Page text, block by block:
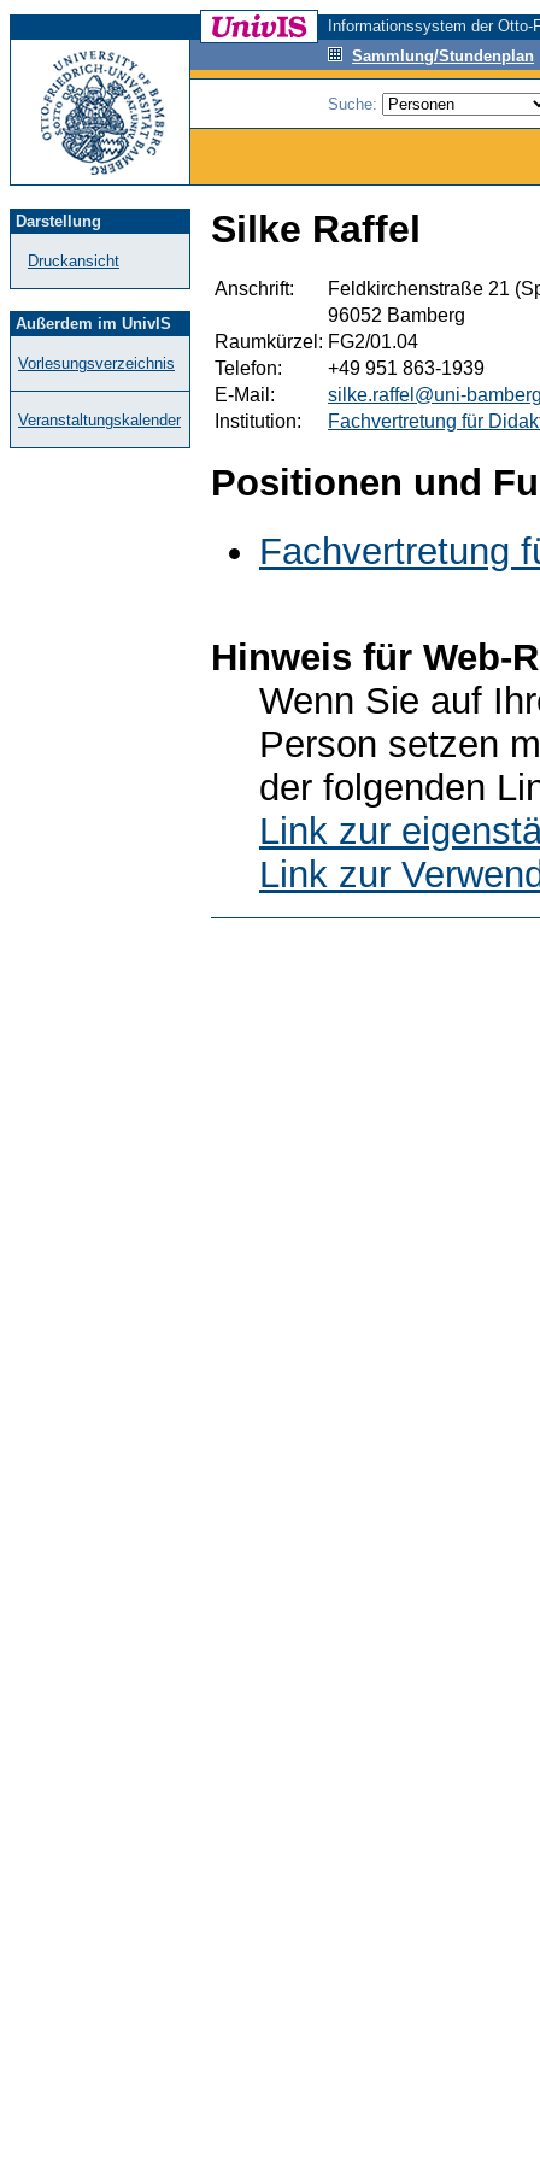
Informationssystem der
Sammlung/Stundenplan
Suche:
Darstellung
Druckansicht
Außerdem im UnivIS
Vorlesungsverzeichnis
Veranstaltungskalender
Silke Raffel
Anschrift:
Feldkirchenstraße 21
96052 Bamberg
Raumkürzel: FG2/01.04
Telefon:
+49 951 863-1939
E-Mail:
silke.raffel@uni-
Institution:
Fachvertretung für
Positionen und
Fachvertretung
Hinweis für Web-
Wenn Sie auf
Person setzen
der folgenden
Link zur
Link zur